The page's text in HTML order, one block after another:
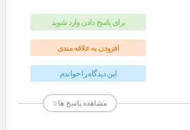
برای پاسخ دادن وارد شوید
افزودن به علاقه مندی
این دیدگاه را خواندم
مشاهده پاسخ ها